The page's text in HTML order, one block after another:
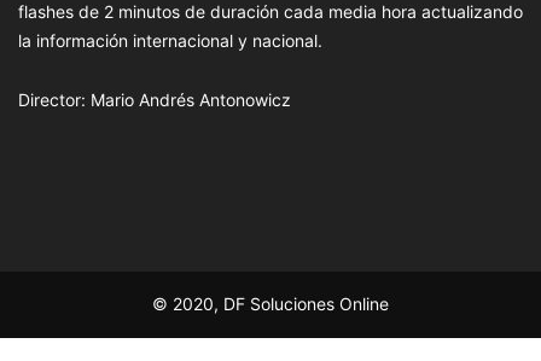
flashes de 2 minutos de duración cada media hora actualizando
la información internacional y nacional.
Director: Mario Andrés Antonowicz
© 2020, DF Soluciones Online